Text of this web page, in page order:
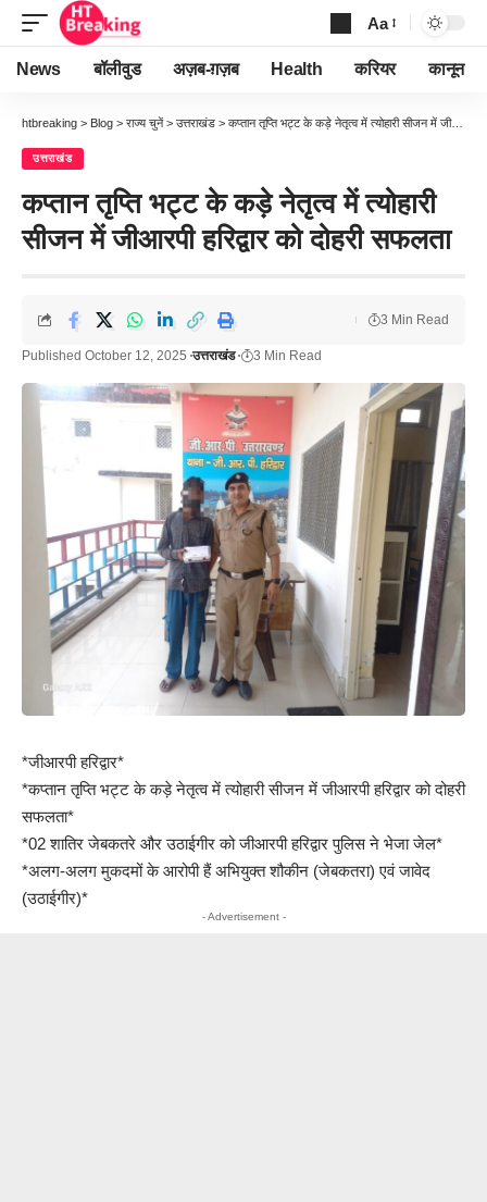
Font
Resizer
Aa
News बॉलीवुड अज़ब-ग़ज़ब Health करियर कानून
htbreaking > Blog > राज्य चुनें > उत्तराखंड > कप्तान तृप्ति भट्ट के कड़े नेतृत्व में त्योहारी सीजन में जीआरपी हरिद्वार को दोहरी सफलता
उत्तराखंड
कप्तान तृप्ति भट्ट के कड़े नेतृत्व में त्योहारी
सीजन में जीआरपी हरिद्वार को दोहरी सफलता
Published October 12, 2025 उत्तराखंड 3 Min Read
3 Min Read
*जीआरपी हरिद्वार*
*कप्तान तृप्ति भट्ट के कड़े नेतृत्व में त्योहारी सीजन में जीआरपी हरिद्वार को दोहरी
सफलता*
*02 शातिर जेबकतरे और उठाईगीर को जीआरपी हरिद्वार पुलिस ने भेजा जेल*
*अलग-अलग मुकदमों के आरोपी हैं अभियुक्त शौकीन (जेबकतरा) एवं जावेद
(उठाईगीर)*
- Advertisement -